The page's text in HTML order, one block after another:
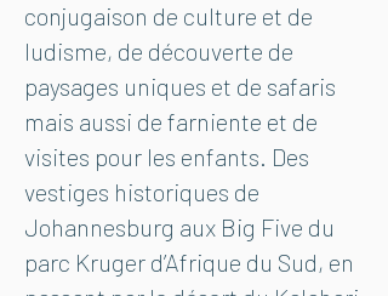
conjugaison de culture et de
ludisme, de découverte de
paysages uniques et de safaris
mais aussi de farniente et de
visites pour les enfants. Des
vestiges historiques de
Johannesburg aux Big Five du
parc Kruger d’Afrique du Sud, en